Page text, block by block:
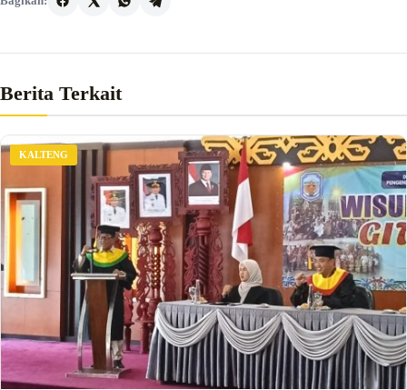
Berita Terkait
KALTENG